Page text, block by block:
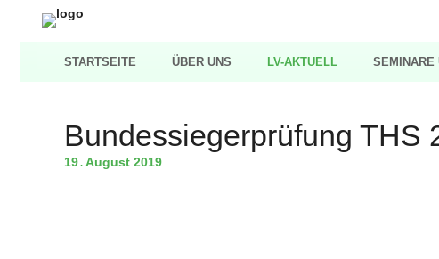
STARTSEITE ÜBER UNS LV-AKTUELL SEMINARE
Bundessiegerprüfung THS
19. August 2019